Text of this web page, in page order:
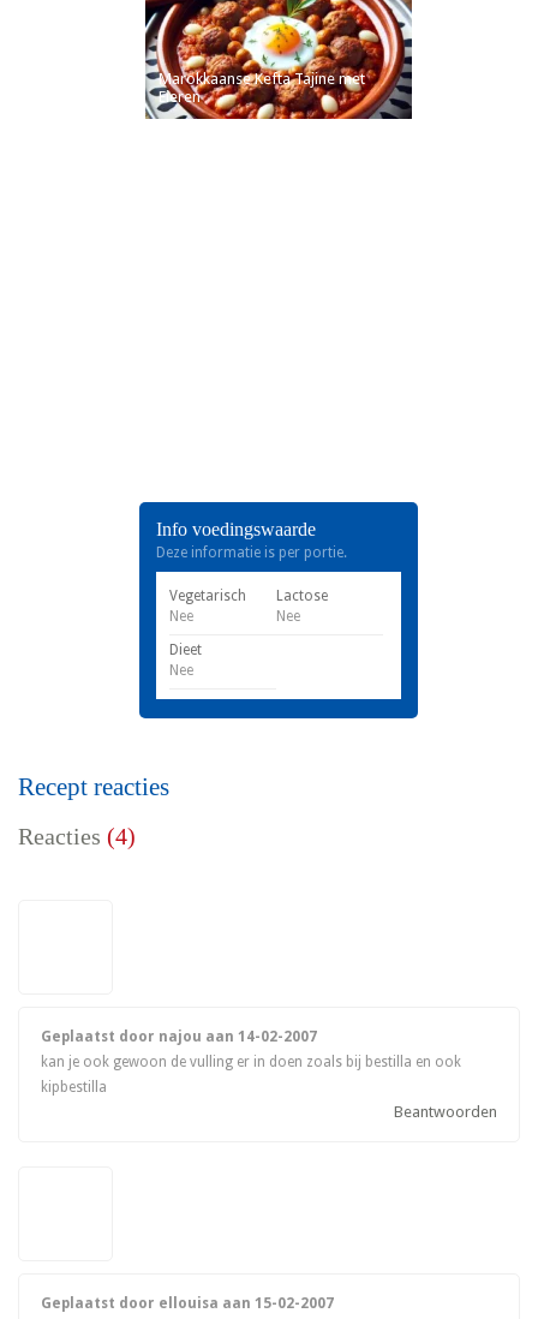
Marokkaanse Kefta Tajine met
Eieren
Info voedingswaarde
Deze informatie is per portie.
Vegetarisch
Nee
Lactose
Nee
Dieet
Nee
Recept reacties
Reacties(4)
Geplaatst door najou aan14-02-2007
kan je ook gewoon de vulling er in doen zoals bij bestilla en ook
kipbestilla
Beantwoorden
Geplaatst door ellouisa aan15-02-2007